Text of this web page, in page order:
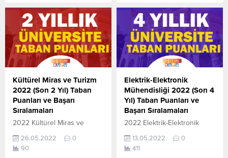
Çukurova Üniversitesi (ÇÜ)
sıralama. 2022 TYT AYT
(YKS) Taban Puanları ve
Başarı Sıralamaları aşağıdaki
gibidir. Bu puanlar son 4
yılına ait Üniversite
yerleştirme
puanlarıdır. Sayfamızdaki
verilerin
tamamı ÖSYM ve YÖK-
yayınlanmış olan en son
güncel puanlardır. 4...
Puanları ve Başarı
Sıralamaları son 4 yıla ait
veriler aşağıdaki gibidir. Bu
puanlar 2021, 2020, 2019 ve
2018 yıllarına ait Üniversite
yerleştirme
puanlarıdır. Sayfamızdaki
verilerin
tamamı ÖSYM ve YÖK-
YÖKATLAS tarafından
yayınlanmış olan en son
güncel puanlardır. Fotoğraf
sıralama...
Kültürel Miras ve Turizm
2022 (Son 2 Yıl) Taban
Puanları ve Başarı
Sıralamaları
2022 Kültürel Miras ve
puanları ile başarı
sıralamaları açıklandı. En
26.05.2022
0
90
Elektrik-Elektronik
Mühendisliği 2022 (Son 4
Yıl) Taban Puanları ve
Başarı Sıralamaları
2022 Elektrik-Elektronik
ile başarı sıralamaları
açıklandı. En güncel haline
13.05.2022
0
411